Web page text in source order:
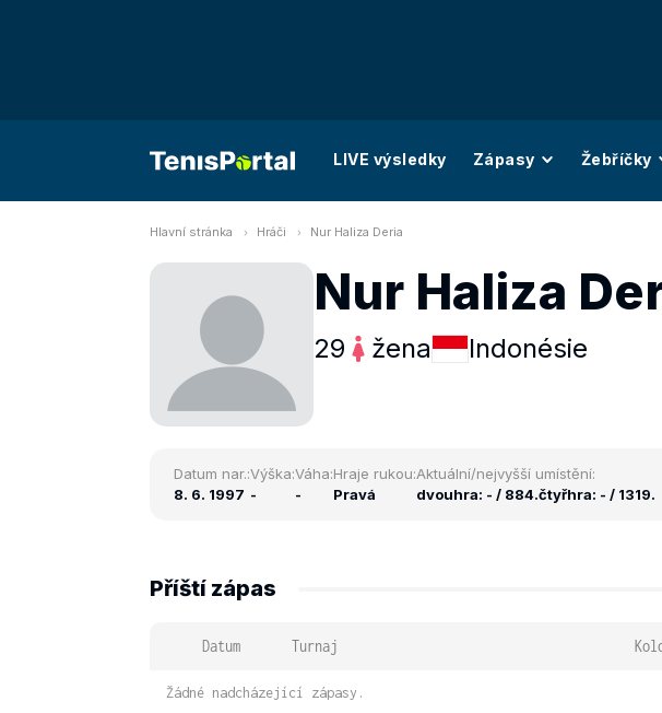
LIVE výsledky Zápasy Žebříčky
Hlavní stránka Hráči Nur Haliza Deria
Nur Haliza
29 žena Indonésie
Datum nar.:
8. 6. 1997
Výška:
-
Váha:
-
Hraje rukou:
Pravá
Aktuální/nejvyšší umístění:
dvouhra: - / 884.čtyřhra: - / 1319.
Příští zápas
Datum Turnaj
Žádné nadcházející zápasy.